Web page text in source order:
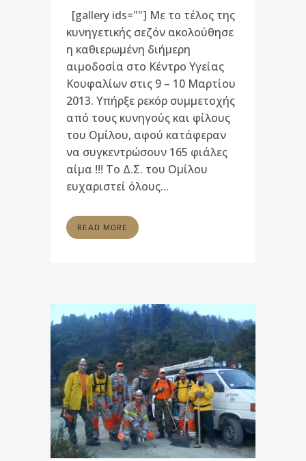
[gallery ids=""] Με το τέλος της
κυνηγετικής σεζόν ακολούθησε
η καθιερωμένη διήμερη
αιμοδοσία στο Κέντρο Υγείας
Κουφαλίων στις 9 – 10 Μαρτίου
2013. Υπήρξε ρεκόρ συμμετοχής
από τους κυνηγούς και φίλους
του Ομίλου, αφού κατάφεραν
να συγκεντρώσουν 165 φιάλες
αίμα !!! Το Δ.Σ. του Ομίλου
ευχαριστεί όλους...
READ MORE